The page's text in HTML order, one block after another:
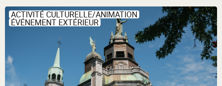
ACTIVITÉ CULTURELLE/ANIMATION
ÉVÉNEMENT EXTÉRIEUR